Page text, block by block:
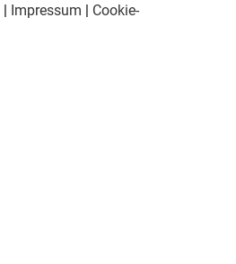
| Impressum | Cookie-